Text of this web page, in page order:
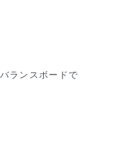
ランスボードで